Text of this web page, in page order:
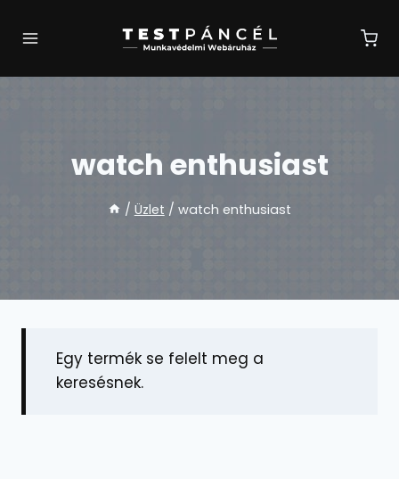
watch enthusiast
/ Üzlet / watch enthusiast
Egy termék se felelt meg a
keresésnek.